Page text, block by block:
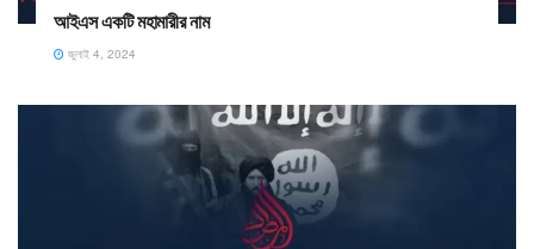
আইএস একটি মহামারীর নাম
জুলাই 4, 2024